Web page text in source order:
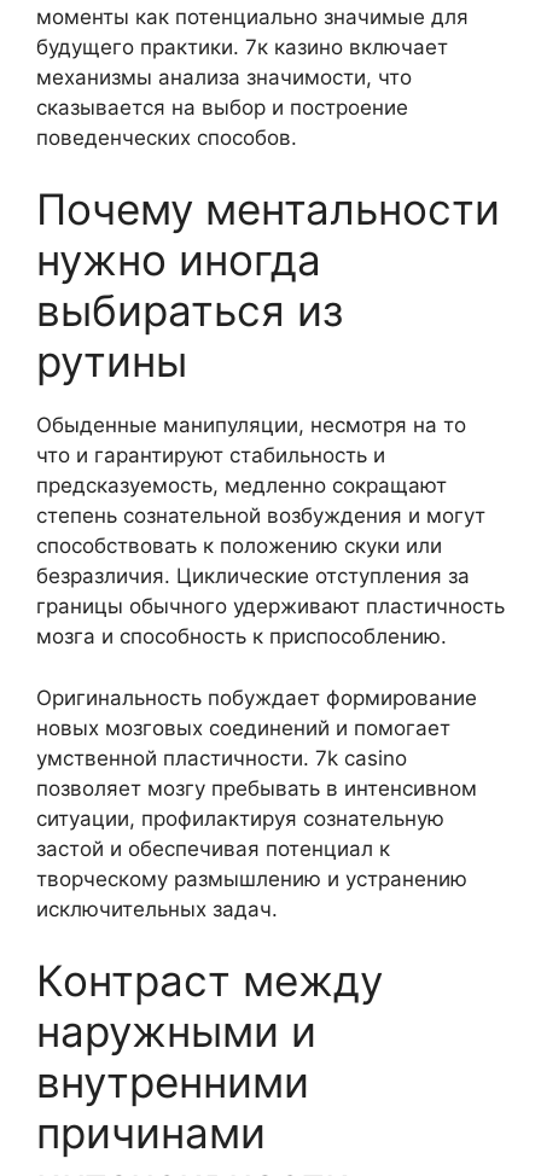
моменты как потенциально значимые для
будущего практики. 7к казино включает
механизмы анализа значимости, что
сказывается на выбор и построение
поведенческих способов.
Почему ментальности
нужно иногда
выбираться из
рутины
Обыденные манипуляции, несмотря на то
что и гарантируют стабильность и
предсказуемость, медленно сокращают
степень сознательной возбуждения и могут
способствовать к положению скуки или
безразличия. Циклические отступления за
границы обычного удерживают пластичность
мозга и способность к приспособлению.
Оригинальность побуждает формирование
новых мозговых соединений и помогает
умственной пластичности. 7k casino
позволяет мозгу пребывать в интенсивном
ситуации, профилактируя сознательную
застой и обеспечивая потенциал к
творческому размышлению и устранению
исключительных задач.
Контраст между
наружными и
внутренними
причинами